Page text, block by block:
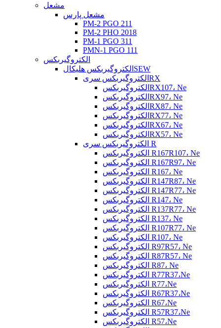
مشعل
مشعل پارس
PM-2 PGO 211
PM-2 PHO 2018
PM-1 PGO 311
PMN-1 PGO 111
الکتروگیربکس
الکتروگیربکس هلیکالSEW
الکتروگیربکس سریRX
الکتروگیربکسRX107، Ne
الکتروگیربکسRX97، Ne
الکتروگیربکسRX87، Ne
الکتروگیربکسRX77، Ne
الکتروگیربکسRX67، Ne
الکتروگیربکسRX57، Ne
الکتروگیربکس سری R
الکتروگیربکس R167R107، Ne
الکتروگیربکس R167R97، Ne
الکتروگیربکس R167، Ne
الکتروگیربکس R147R87، Ne
الکتروگیربکس R147R77، Ne
الکتروگیربکس R147، Ne
الکتروگیربکس R137R77، Ne
الکتروگیربکس R137، Ne
الکتروگیربکس R107R77، Ne
الکتروگیربکس R107، Ne
الکتروگیربکس R97R57، Ne
الکتروگیربکس R87R57، Ne
الکتروگیربکس R87، Ne
الکتروگیربکس R77R37،Ne
الکتروگیربکس R77،Ne
الکتروگیربکس R67R37،Ne
الکتروگیربکس R67،Ne
الکتروگیربکس R57R37،Ne
الکتروگیربکس R57،Ne